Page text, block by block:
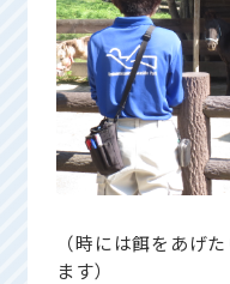
（時には餌をあげ
ます）